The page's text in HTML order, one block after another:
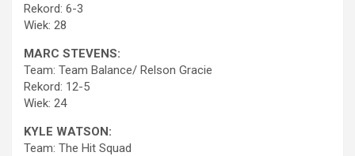
Rekord: 6-3
Wiek: 28
MARC STEVENS:
Team: Team Balance/ Relson Gracie
Rekord: 12-5
Wiek: 24
KYLE WATSON:
Team: The Hit Squad